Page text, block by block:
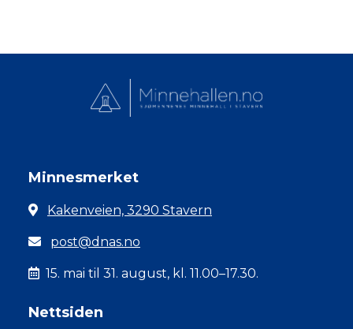
Minnesmerket
Kakenveien, 3290 Stavern
post@dnas.no
15. mai til 31. august, kl. 11.00–17.30.
Nettsiden